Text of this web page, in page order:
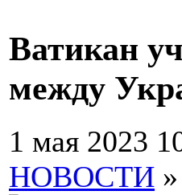
Ватикан
между
1 мая 2023
НОВОСТИ »